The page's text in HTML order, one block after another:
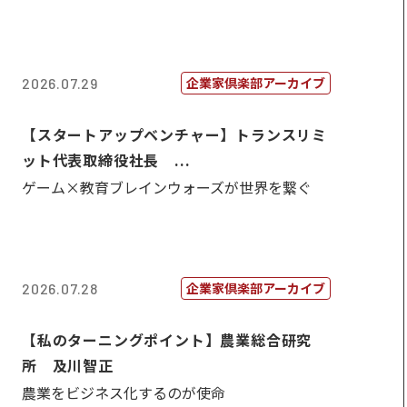
2026.07.29 企業家倶楽部アーカイブ
【スタートアップベンチャー】トランスリミ
ット代表取締役社長 ...
ゲーム×教育ブレインウォーズが世界を繋ぐ
2026.07.28 企業家倶楽部アーカイブ
【私のターニングポイント】農業総合研究
所 及川智正
農業をビジネス化するのが使命